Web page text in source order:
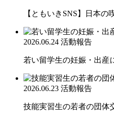
【ともいきSNS】日本の
2026.06.24 活動報告
若い留学生の妊娠・出産
2026.06.23 活動報告
技能実習生の若者の団体